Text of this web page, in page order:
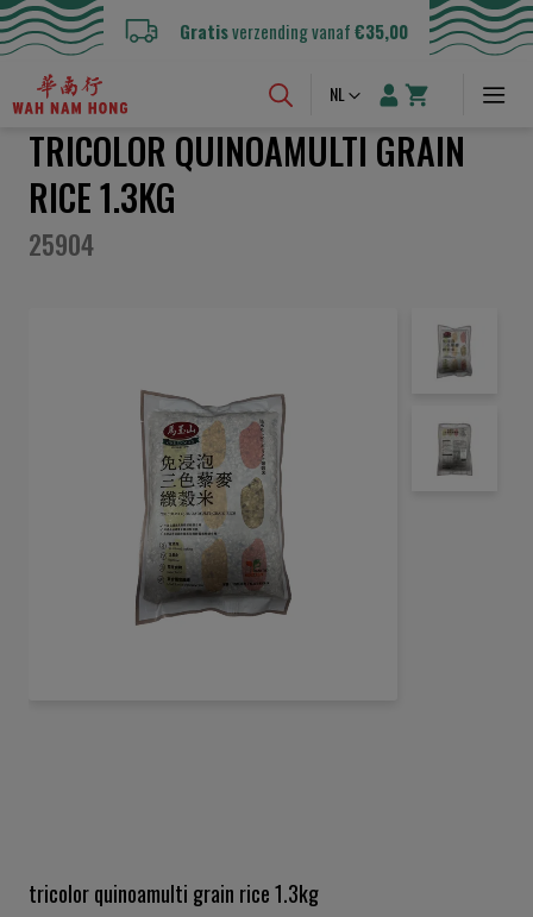
Gratisverzending vanaf€35,00
Taal
NL
TRICOLOR QUINOAMULTI GRAIN
RICE 1.3KG
25904
de
afbeeldingen-
tricolor quinoamulti grain rice 1.3kg